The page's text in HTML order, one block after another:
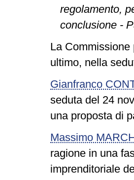
regolamento,
conclusione -
La
ultimo, nella
Gianfranco
seduta del 24
una proposta di
Massimo
ragione in una
imprenditoriale